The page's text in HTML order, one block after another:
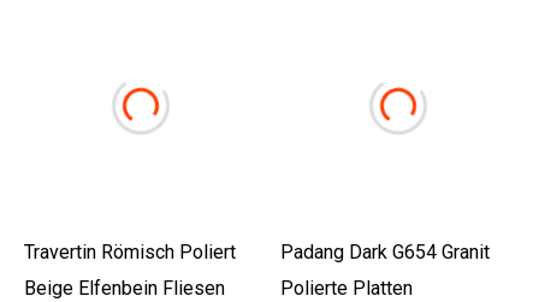
Travertin Römisch Poliert
Beige Elfenbein Fliesen
Padang Dark G654 Granit
Polierte Platten